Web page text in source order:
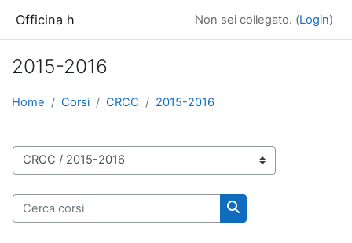
Officina h Non sei collegato. (Login)
2015-2016
Home Corsi CRCC 2015-2016
Categorie di corso
Cerca corsi
Cerca corsi